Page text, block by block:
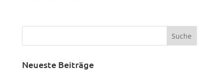
Neueste Beiträge